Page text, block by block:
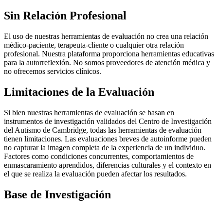
Sin Relación Profesional
El uso de nuestras herramientas de evaluación no crea una relación
médico-paciente, terapeuta-cliente o cualquier otra relación
profesional. Nuestra plataforma proporciona herramientas educativas
para la autorreflexión. No somos proveedores de atención médica y
no ofrecemos servicios clínicos.
Limitaciones de la Evaluación
Si bien nuestras herramientas de evaluación se basan en
instrumentos de investigación validados del Centro de Investigación
del Autismo de Cambridge, todas las herramientas de evaluación
tienen limitaciones. Las evaluaciones breves de autoinforme pueden
no capturar la imagen completa de la experiencia de un individuo.
Factores como condiciones concurrentes, comportamientos de
enmascaramiento aprendidos, diferencias culturales y el contexto en
el que se realiza la evaluación pueden afectar los resultados.
Base de Investigación